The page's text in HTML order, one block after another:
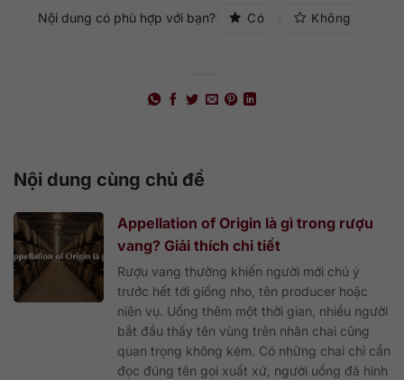
Nội dung có phù hợp với bạn? Có Không
Nội dung cùng chủ đề
Appellation of Origin là gì trong rượu
vang? Giải thích chi tiết
Rượu vang thường khiến người mới chú ý
trước hết tới giống nho, tên producer hoặc
niên vụ. Uống thêm một thời gian, nhiều người
bắt đầu thấy tên vùng trên nhãn chai cũng
quan trọng không kém. Có những chai chỉ cần
đọc đúng tên gọi xuất xứ, người uống đã hình